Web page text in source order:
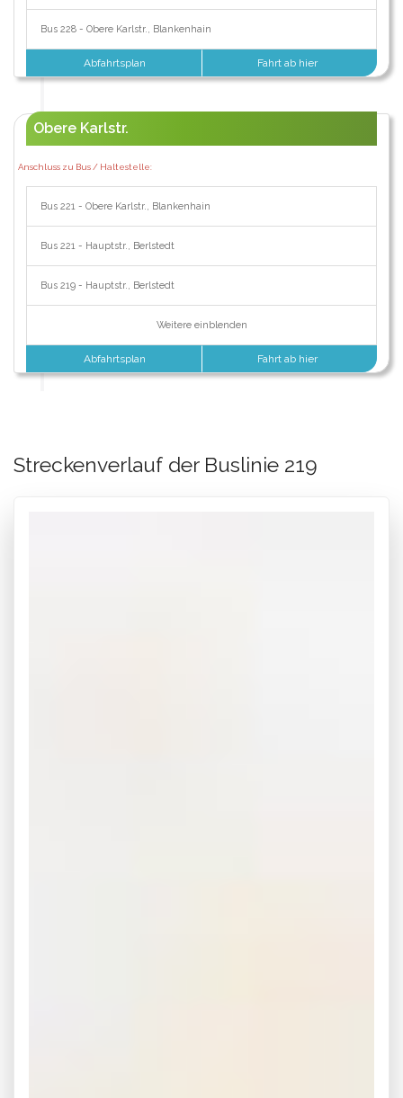
Bus 228 - Obere Karlstr., Blankenhain
Abfahrtsplan Fahrt ab hier
Obere Karlstr.
Anschluss zu Bus / Haltestelle:
Bus 221 - Obere Karlstr., Blankenhain
Bus 221 - Hauptstr., Berlstedt
Bus 219 - Hauptstr., Berlstedt
Weitere einblenden
Abfahrtsplan Fahrt ab hier
Streckenverlauf der Buslinie 219